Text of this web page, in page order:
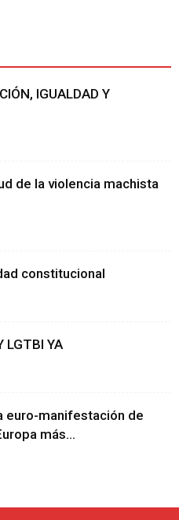
IGUALDAD Y
de la violencia machista
constitucional
LGTBI YA
euro-manifestación de
más...